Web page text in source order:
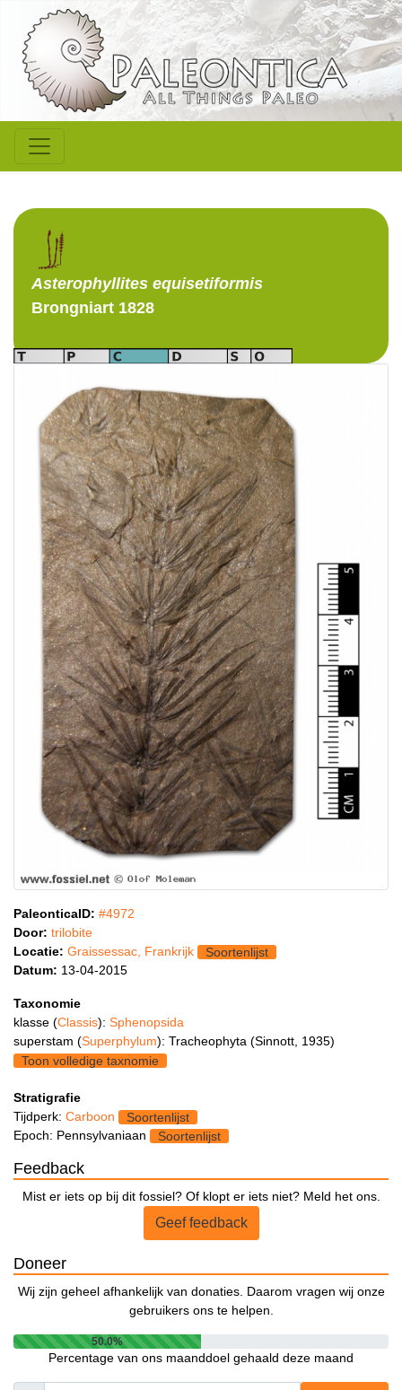
Asterophyllites equisetiformis
Brongniart 1828
PaleonticaID: #4972
Door: trilobite
Locatie: Graissessac, Frankrijk
Soortenlijst
Datum: 13-04-2015
Taxonomie
klasse (Classis): Sphenopsida
superstam (Superphylum): Tracheophyta (Sinnott, 1935)
Toon volledige taxnomie
Stratigrafie
Tijdperk: Carboon
Soortenlijst
Epoch: Pennsylvaniaan
Soortenlijst
Feedback
Mist er iets op bij dit fossiel? Of klopt er iets niet? Meld het ons.
Geef feedback
Doneer
Wij zijn geheel afhankelijk van donaties. Daarom vragen wij onze
gebruikers ons te helpen.
50.0%
Percentage van ons maanddoel gehaald deze maand